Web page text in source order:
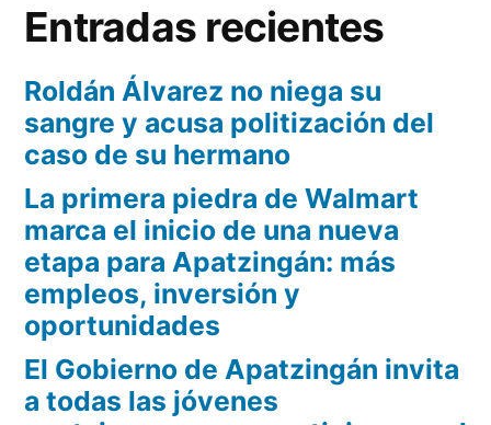
Entradas recientes
Roldán Álvarez no niega su
sangre y acusa politización del
caso de su hermano
La primera piedra de Walmart
marca el inicio de una nueva
etapa para Apatzingán: más
empleos, inversión y
oportunidades
El Gobierno de Apatzingán invita
a todas las jóvenes